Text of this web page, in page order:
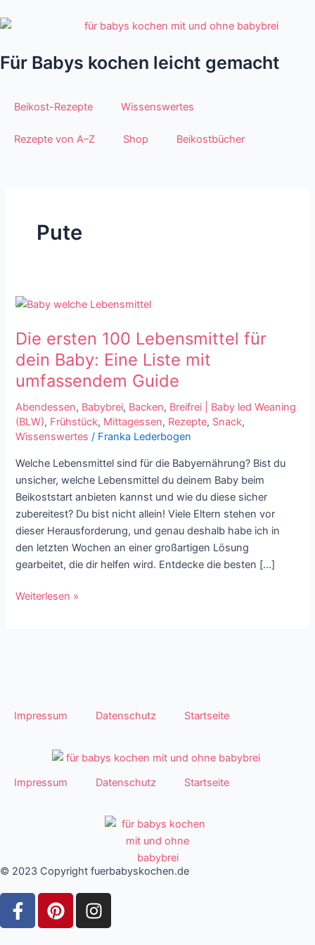
Inhalt
Für Babys kochen leicht gemacht
Beikost-Rezepte Wissenswertes
Rezepte von A–Z Shop Beikostbücher
Pute
Die ersten 100 Lebensmittel für
dein Baby: Eine Liste mit
umfassendem Guide
Abendessen, Babybrei, Backen, Breifrei | Baby led Weaning
(BLW), Frühstück, Mittagessen, Rezepte, Snack,
Wissenswertes / Franka Lederbogen
Welche Lebensmittel sind für die Babyernährung? Bist du
unsicher, welche Lebensmittel du deinem Baby beim
Beikoststart anbieten kannst und wie du diese sicher
zubereitest? Du bist nicht allein! Viele Eltern stehen vor
dieser Herausforderung, und genau deshalb habe ich in
den letzten Wochen an einer großartigen Lösung
gearbeitet, die dir helfen wird. Entdecke die besten […]
Die
100
Lebensmittel
für
dein
Baby:
Eine
Liste
umfassendem
Guide
Weiterlesen »
Impressum Datenschutz Startseite
Impressum Datenschutz Startseite
© 2023 Copyright fuerbabyskochen.de
F
a
P
i
I
n